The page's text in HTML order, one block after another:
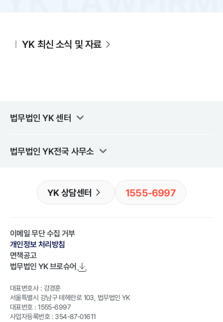
YK 최신 소식 및 자료
법무법인 YK센터
법무법인 YK전국 사무소
YK 상담센터 1555-6997
이메일 무단 수집 거부
개인정보 처리방침
면책공고
법무법인 YK브로슈어
대표변호사 : 강경훈
서울특별시 강남구 테헤란로 103, 법무법인 YK
대표번호 : 1555-6997
사업자등록번호 : 354-87-01611